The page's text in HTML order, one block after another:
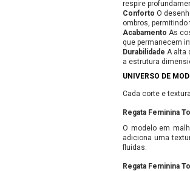
respire
Conforto O
ombros,
Acabamento As
que permanecem
Durabilidade A alta
a estrutura
UNIVERSO DE
Cada corte e
Regata Feminina
O modelo em
adiciona uma
fluidas.
Regata Feminina